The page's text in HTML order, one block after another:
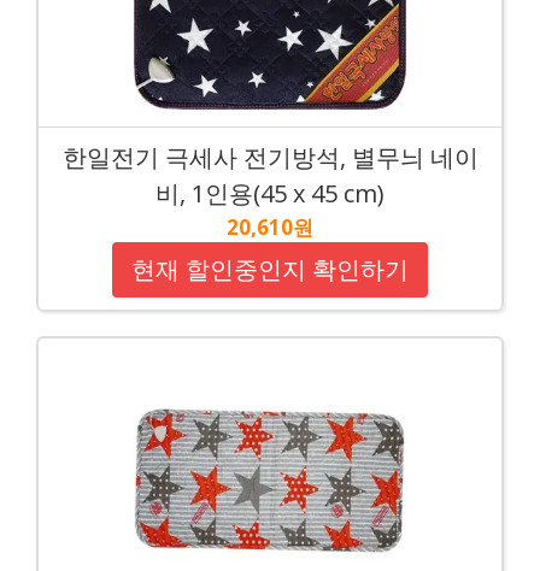
한일전기 극세사 전기방석, 별무늬 네이
비, 1인용(45 x 45 cm)
20,610원
현재 할인중인지 확인하기